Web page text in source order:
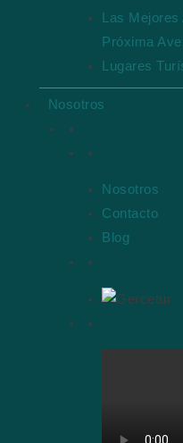
Las
Próxima
Lugares
Nosotros
Nosotros
Contacto
Blog